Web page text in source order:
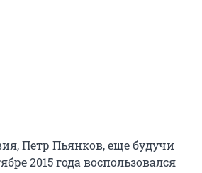
Петр Пьянков, еще будучи
2015 года воспользовался